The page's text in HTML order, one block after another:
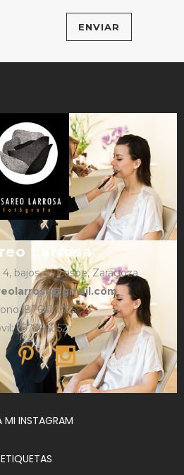
Larrosa
bajos, 1º, Caspe, Zaragoza
876610325
657366052
MI INSTAGRAM
ETIQUETAS